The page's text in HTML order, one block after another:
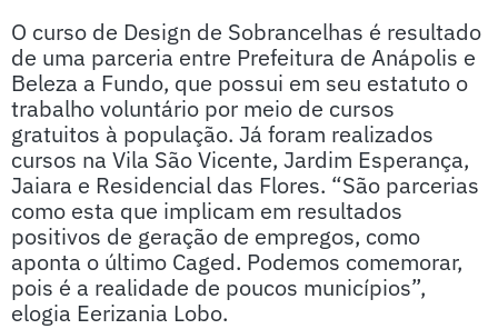
O curso de Design de Sobrancelhas é resultado
de uma parceria entre Prefeitura de Anápolis e
Beleza a Fundo, que possui em seu estatuto o
trabalho voluntário por meio de cursos
gratuitos à população. Já foram realizados
cursos na Vila São Vicente, Jardim Esperança,
Jaiara e Residencial das Flores. “São parcerias
como esta que implicam em resultados
positivos de geração de empregos, como
aponta o último Caged. Podemos comemorar,
pois é a realidade de poucos municípios”,
elogia Eerizania Lobo.